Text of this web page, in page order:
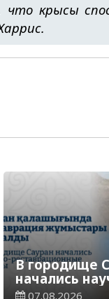
что крысы
В городище
начались
07.08.2026